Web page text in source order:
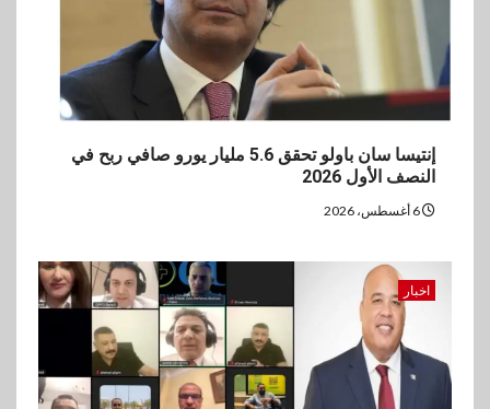
إنتيسا سان باولو تحقق 5.6 مليار يورو صافي ربح في
النصف الأول 2026
اخبار